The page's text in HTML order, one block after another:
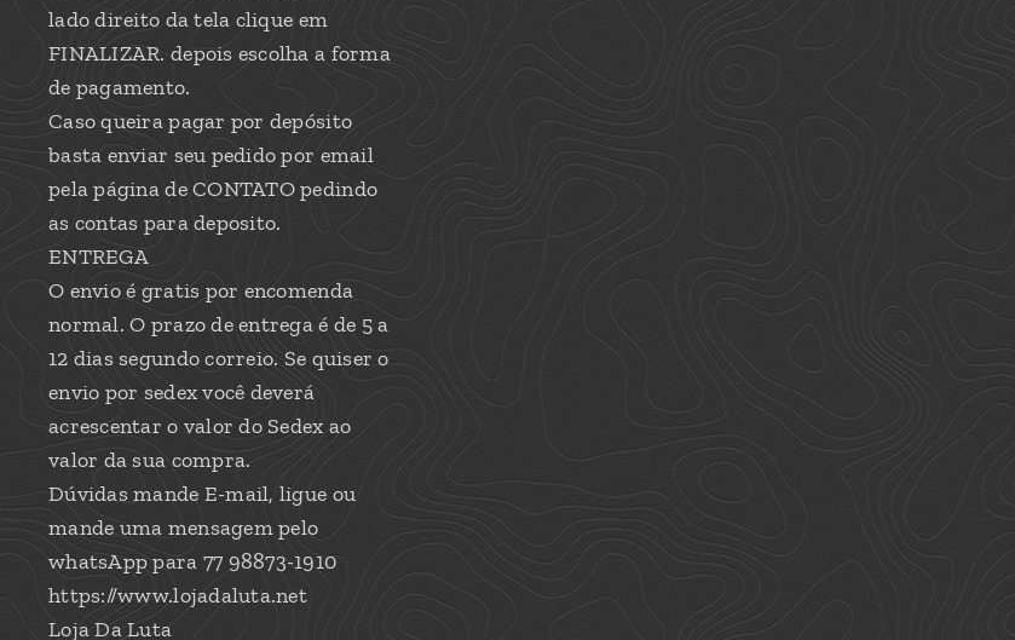
lado direito da tela clique em
FINALIZAR. depois escolha a forma
de pagamento.
Caso queira pagar por depósito
basta enviar seu pedido por email
pela página de CONTATO pedindo
as contas para deposito.
ENTREGA
O envio é gratis por encomenda
normal. O prazo de entrega é de 5 a
12 dias segundo correio. Se quiser o
envio por sedex você deverá
acrescentar o valor do Sedex ao
valor da sua compra.
Dúvidas mande E-mail, ligue ou
mande uma mensagem pelo
whatsApp para 77 98873-1910
https://www.lojadaluta.net
Loja Da Luta